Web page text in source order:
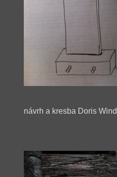
návrh a kresba Doris